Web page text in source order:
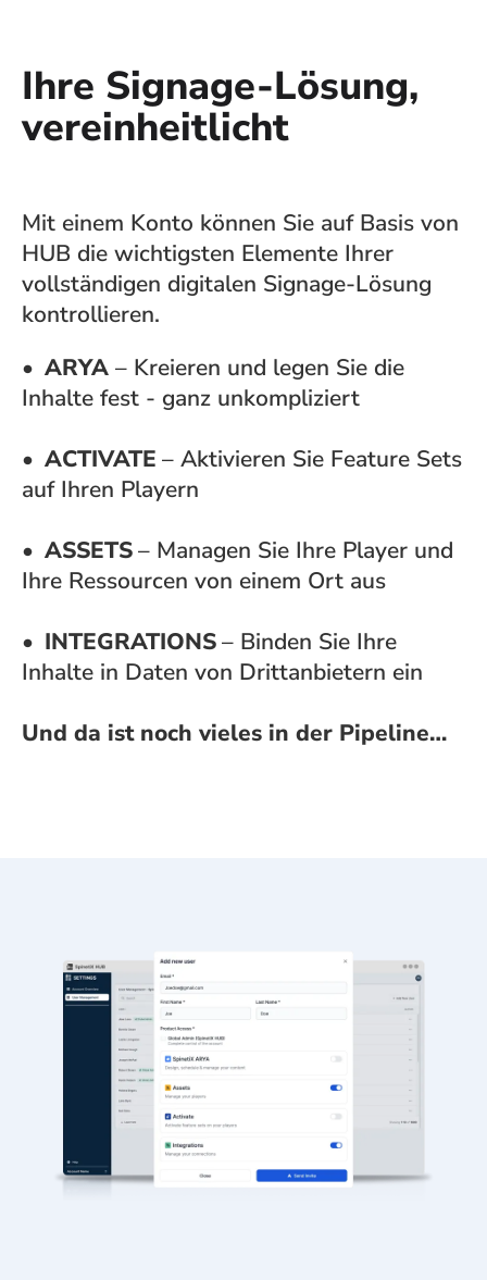
Ihre Signage-Lösung,
vereinheitlicht
Mit einem Konto können Sie auf Basis von
HUB die wichtigsten Elemente Ihrer
vollständigen digitalen Signage-Lösung
kontrollieren.
• ARYA – Kreieren und legen Sie die
Inhalte fest - ganz unkompliziert
• ACTIVATE – Aktivieren Sie Feature Sets
auf Ihren Playern
• ASSETS– Managen Sie Ihre Player und
Ihre Ressourcen von einem Ort aus
• INTEGRATIONS– Binden Sie Ihre
Inhalte in Daten von Drittanbietern ein
Und da ist noch vieles in der Pipeline…